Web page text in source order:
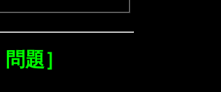
問題］